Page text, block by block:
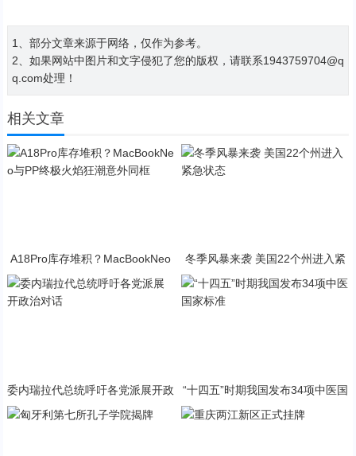
1、部分文章来源于网络，仅作为参考。
2、如果网站中图片和文字侵犯了您的版权，请联系1943759704@q
q.com处理！
相关文章
A18Pro库存堆积？MacBookNeo
与PP终极火焰狂潮意外同框
冬季风暴来袭 美国22个州进入紧
急状态
委内瑞拉代总统呼吁各党派展开政
“十四五”时期我国发布34项中医国